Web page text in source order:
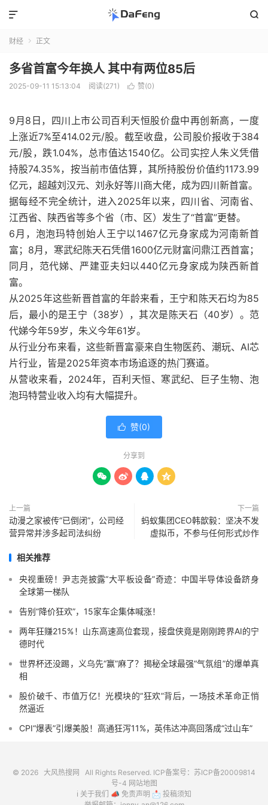


财经  正文
多省首富今年换人 其中有两位85后
2025-09-11 15:13:04 阅读(271)  赞(0)
9月8日，四川上市公司百利天恒股价盘中再创新高，一度
上涨近7%至414.02元/股。截至收盘，公司股价报收于384
元/股，跌1.04%，总市值达1540亿。公司实控人朱义凭借
持股74.35%，按当前市值估算，其所持股份价值约1173.99
亿元，超越刘汉元、刘永好等川商大佬，成为四川新首富。
据每经不完全统计，进入2025年以来，四川省、河南省、
江西省、陕西省等多个省（市、区）发生了“首富”更替。
6月，泡泡玛特创始人王宁以1467亿元身家成为河南新首
富；8月，寒武纪陈天石凭借1600亿元财富问鼎江西首富；
同月，范代娣、严建亚夫妇以440亿元身家成为陕西新首
富。
从2025年这些新晋首富的年龄来看，王宁和陈天石均为85
后，最小的是王宁（38岁），其次是陈天石（40岁）。范
代娣今年59岁，朱义今年61岁。
从行业分布来看，这些新晋富豪来自生物医药、潮玩、AI芯
片行业，皆是2025年资本市场追逐的热门赛道。
从营收来看，2024年，百利天恒、寒武纪、巨子生物、泡
泡玛特营业收入均有大幅提升。
 赞(0)
分享到
   
上一篇
动漫之家被传“已倒闭”，公司经
营异常并涉多起司法纠纷
下一篇
蚂蚁集团CEO韩歆毅：坚决不发
虚拟币，不参与任何形式炒作
相关推荐
央视重磅！尹志尧披露“大平板设备”奇迹：中国半导体设备跻身
全球第一梯队
告别“降价狂欢”，15家车企集体喊涨！
两年狂赚215%！山东高速高位套现，接盘侠竟是刚刚跨界AI的宁
德时代
世界杯还没踢，义乌先“赢”麻了？揭秘全球最强“气氛组”的爆单真
相
股价破千、市值万亿！光模块的“狂欢”背后，一场技术革命正悄
然逼近
CPI“爆表”引爆美股！高通狂泻11%，英伟达冲高回落成“过山车”
© 2026 大风热搜网 All Rights Reserved. ICP备案号： 苏ICP备20009814
号-4 网站地图
ℹ️ 关于我们 📣 免责声明 📩 投稿须知